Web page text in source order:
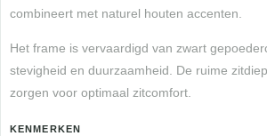
combineert met naturel houten accenten.
Het frame is vervaardigd van zwart
stevigheid en duurzaamheid. De ruime
zorgen voor optimaal zitcomfort.
KENMERKEN